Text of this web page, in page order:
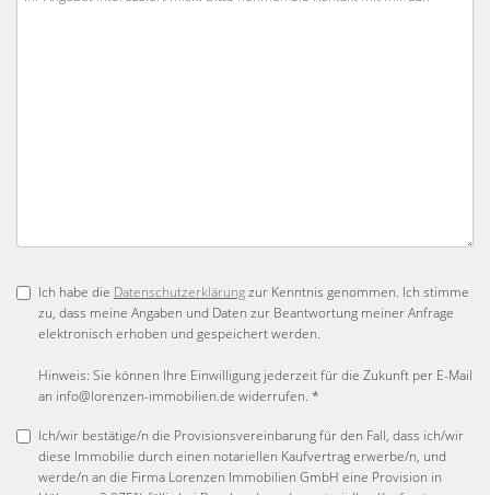
Ich habe die Datenschutzerklärungzur Kenntnis genommen. Ich stimme
zu, dass meine Angaben und Daten zur Beantwortung meiner Anfrage
elektronisch erhoben und gespeichert werden.
Hinweis: Sie können Ihre Einwilligung jederzeit für die Zukunft per E-Mail
an info@lorenzen-immobilien.de widerrufen. *
Ich/wir bestätige/n die Provisionsvereinbarung für den Fall, dass ich/wir
diese Immobilie durch einen notariellen Kaufvertrag erwerbe/n, und
werde/n an die Firma Lorenzen Immobilien GmbH eine Provision in